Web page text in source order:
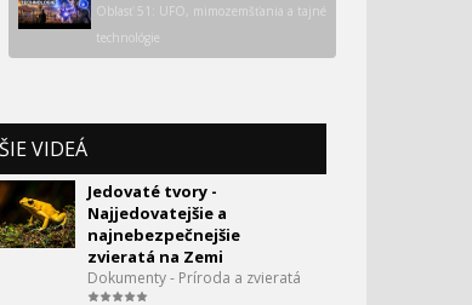
Oblasť 51: UFO, mimozemšťania a tajné
technológie
VIDEÁ
Jedovaté tvory -
Najjedovatejšie a
najnebezpečnejšie
zvieratá na Zemi
Dokumenty - Príroda a zvieratá